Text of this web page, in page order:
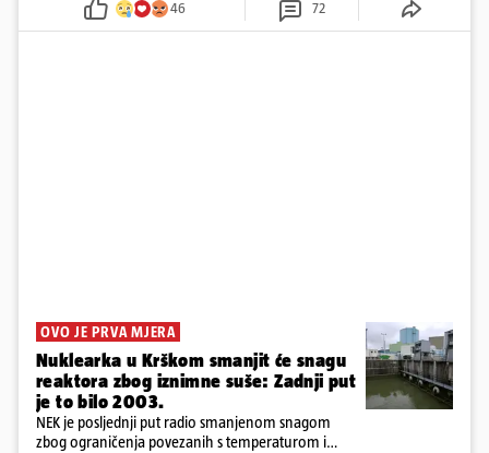
46 72
OVO JE PRVA MJERA
Nuklearka u Krškom smanjit će snagu
reaktora zbog iznimne suše: Zadnji put
je to bilo 2003.
NEK je posljednji put radio smanjenom snagom
zbog ograničenja povezanih s temperaturom i